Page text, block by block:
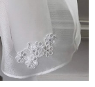
ンのベビ
ビードレ